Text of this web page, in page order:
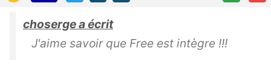
choserge a écrit
J'aime savoir que Free est intègre !!!